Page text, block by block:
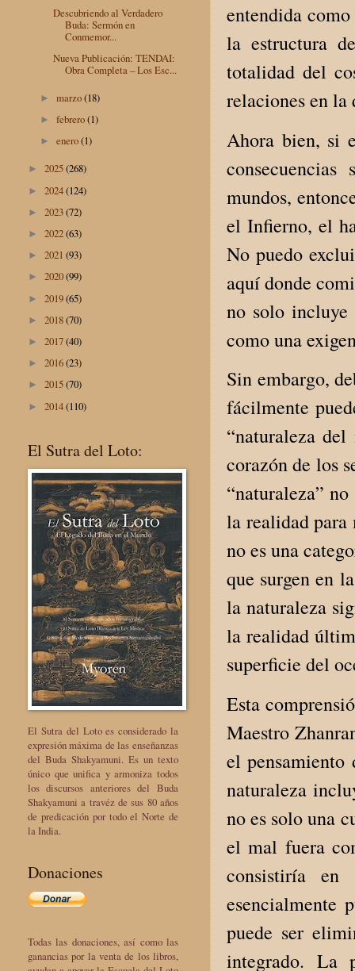
entendida
la estructura
totalidad del
relaciones en la
Ahora bien, si
mundos,
el Infierno, el
No puedo
aquí donde
no solo
como una
Sin embargo,
fácilmente
“naturaleza
corazón de los
“naturaleza”
la realidad para
no es una
que surgen en
la naturaleza
la realidad
superficie del
Esta
Maestro
el
naturaleza
no es solo una
el mal fuera
consistiría
esencialmente
puede ser
integrado. La
Descubriendo al Verdadero
Buda: Sermón en
Conmemor...
Nueva Publicación: TENDAI:
Obra Completa – Los Esc...
►marzo(18)
►febrero(1)
►enero(1)
► 2025(268)
► 2024(124)
► 2023(72)
► 2022(63)
► 2021 (93)
► 2020(99)
► 2019(65)
► 2018(70)
► 2017(40)
► 2016(23)
► 2015(70)
► 2014(110)
El Sutra del Loto:
El Sutra del Loto es considerado la
expresión máxima de las enseñanzas
del Buda Shakyamuni. Es un texto
único que unifica y armoniza todos
los discursos anteriores del Buda
Shakyamuni a travéz de sus 80 años
de predicación por todo el Norte de
la India.
Donaciones
Todas las donaciones, así como las
ganancias por la venta de los libros,